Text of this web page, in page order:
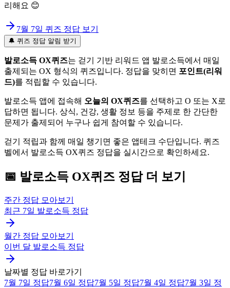
리해요 😊
7월 7일 퀴즈 정답 보기
🔔 퀴즈 정답 알림 받기
발로소득 OX퀴즈는 걷기 기반 리워드 앱 발로소득에서 매일
출제되는 OX 형식의 퀴즈입니다. 정답을 맞히면 포인트(리워
드)를 적립할 수 있습니다.
발로소득 앱에 접속해 오늘의 OX퀴즈를 선택하고 O 또는 X로
답하면 됩니다. 상식, 건강, 생활 정보 등을 주제로 한 간단한
문제가 출제되어 누구나 쉽게 참여할 수 있습니다.
걷기 적립과 함께 매일 챙기면 좋은 앱테크 수단입니다. 퀴즈
벨에서 발로소득 OX퀴즈 정답을 실시간으로 확인하세요.
📅 발로소득 OX퀴즈 정답 더 보기
주간 정답 모아보기
최근 7일 발로소득 정답
월간 정답 모아보기
이번 달 발로소득 정답
날짜별 정답 바로가기
7월 7일 정답7월 6일 정답7월 5일 정답7월 4일 정답7월 3일 정